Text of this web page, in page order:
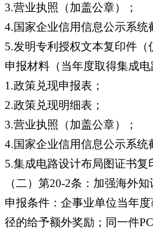
3.营业执照（加盖公章）；
4.国家企业信用信息公示系统
5.发明专利授权文本复印件（
申报材料（当年度取得集成
1.政策兑现申报表；
2.政策兑现明细表；
3.营业执照（加盖公章）；
4.国家企业信用信息公示系统
5.集成电路设计布局图证书复
（二）第20-2条：加强海外
申报条件：企事业单位当年
径的给予额外奖励；同一件